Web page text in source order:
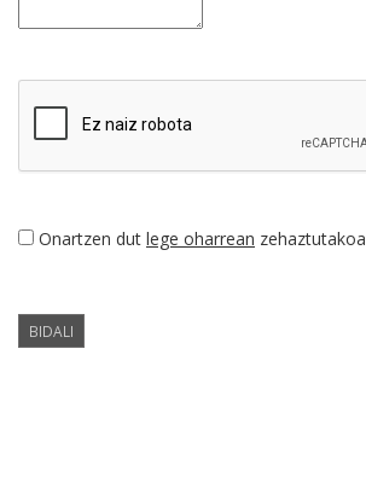
Onartzen dut lege oharrean zehaztutakoa
BIDALI